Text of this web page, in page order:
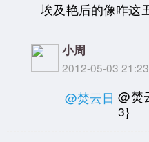
埃及艳后的像咋这
小周
2012-05-03
@焚云日 @焚
3}